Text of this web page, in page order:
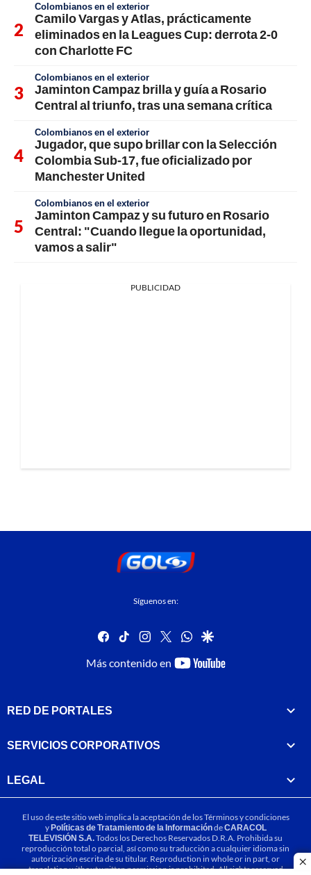
Colombianos en el exterior
Camilo Vargas y Atlas, prácticamente
eliminados en la Leagues Cup: derrota 2-0
con Charlotte FC
Colombianos en el exterior
Jaminton Campaz brilla y guía a Rosario
Central al triunfo, tras una semana crítica
Colombianos en el exterior
Jugador, que supo brillar con la Selección
Colombia Sub-17, fue oficializado por
Manchester United
Colombianos en el exterior
Jaminton Campaz y su futuro en Rosario
Central: "Cuando llegue la oportunidad,
vamos a salir"
PUBLICIDAD
Síguenos en:
facebook
tiktok instagram
twitterwhatsapp
google
Más contenido en
youtube-
RED DE PORTALES
SERVICIOS CORPORATIVOS
LEGAL
El uso de este sitio web implica la aceptación de losTérminos y condiciones
yPolíticas de Tratamiento de la InformacióndeCARACOL
TELEVISIÓN S.A.Todos los Derechos Reservados D.R.A. Prohibida su
reproducción total o parcial, así como su traducción a cualquier idioma sin
autorización escrita de su titular. Reproduction in whole or in part, or
translation without written permission is prohibited. All rights reserved